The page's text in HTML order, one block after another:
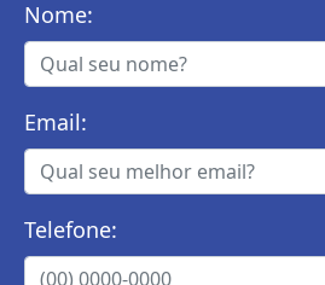
Nome:
Email:
Telefone: